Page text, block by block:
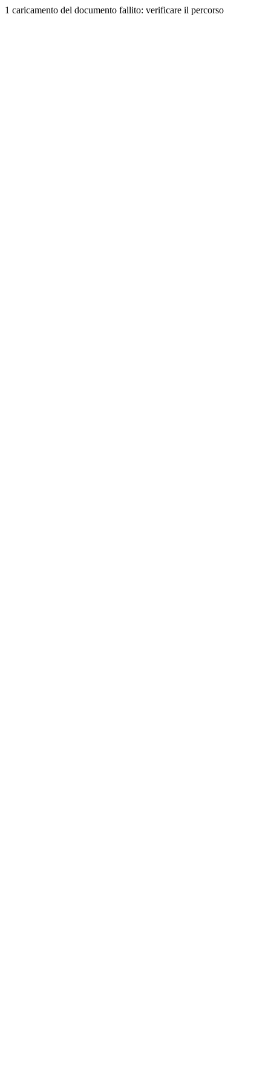
1 caricamento del documento fallito: verificare il percorso